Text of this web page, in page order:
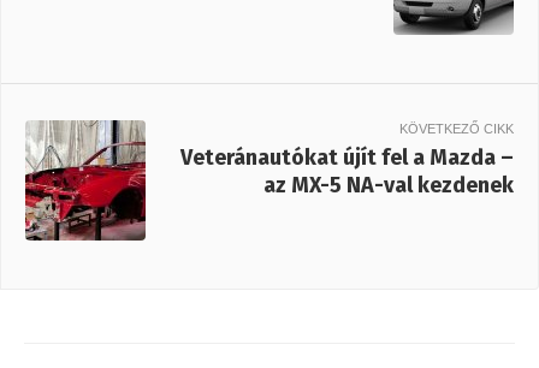
KÖVETKEZŐ CIKK
Veteránautókat újít fel a Mazda –
az MX-5 NA-val kezdenek